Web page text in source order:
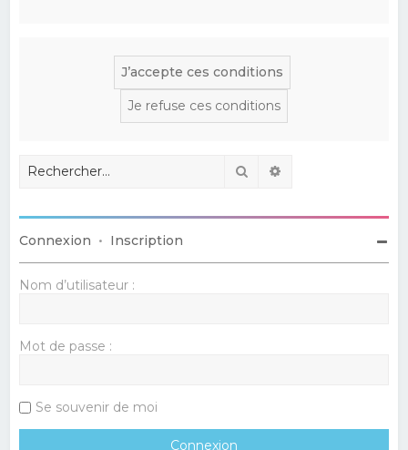
Rechercher
Connexion • Inscription
Nom d’utilisateur :
Mot de passe :
Se souvenir de moi